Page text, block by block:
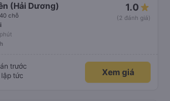
(Hải Dương)
chỗ
1.0
(2 đánh giá)
trước
tức
Xem giá